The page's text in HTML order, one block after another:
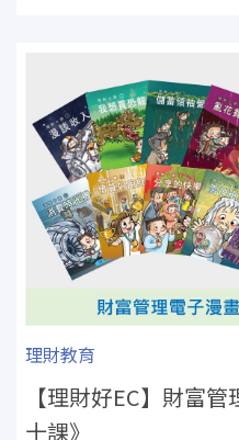
理財教育
【理財好EC】財富
十課》